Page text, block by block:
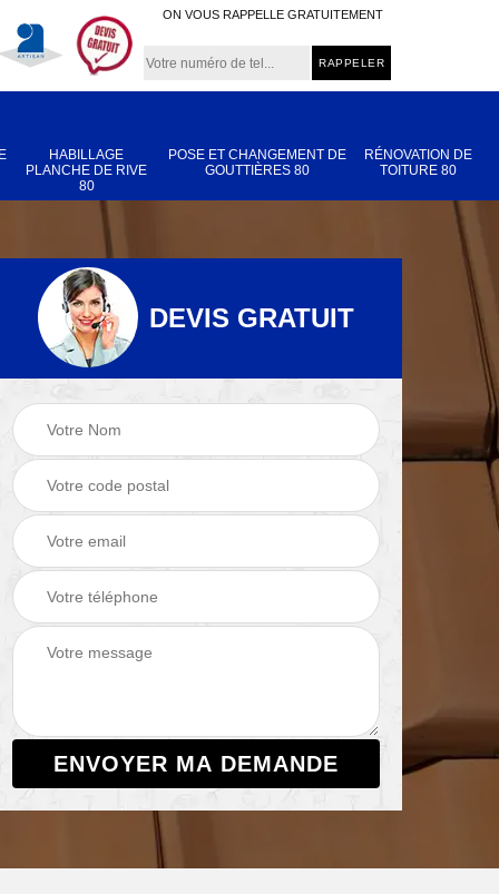
ON VOUS RAPPELLE GRATUITEMENT
HABILLAGE
PLANCHE DE RIVE
80
POSE ET CHANGEMENT DE
GOUTTIÈRES 80
RÉNOVATION DE
TOITURE 80
Nettoyage et
démoussage de
toiture 80
Réparation de
toiture 80
DEVIS GRATUIT